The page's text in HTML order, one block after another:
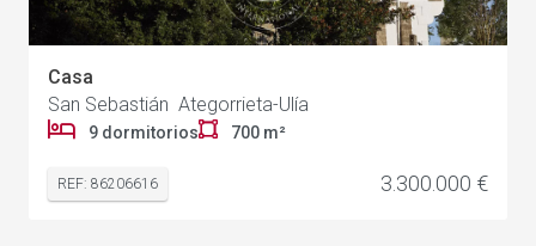
Casa
San Sebastián Ategorrieta-Ulía
9 dormitorios 700 m²
REF: 86206616 3.300.000 €